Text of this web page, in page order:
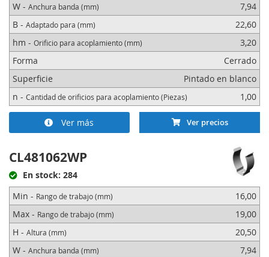
W - Anchura banda (mm)
7,94
B - Adaptado para (mm)
22,60
hm - Orificio para acoplamiento (mm)
3,20
Forma
Cerrado
Superficie
Pintado en blanco
n - Cantidad de orificios para acoplamiento (Piezas) 1,00
Ver más Ver precios
CL481062WP
En stock: 284
Min - Rango de trabajo (mm)
16,00
Max - Rango de trabajo (mm)
19,00
H - Altura (mm)
20,50
W - Anchura banda (mm)
7,94